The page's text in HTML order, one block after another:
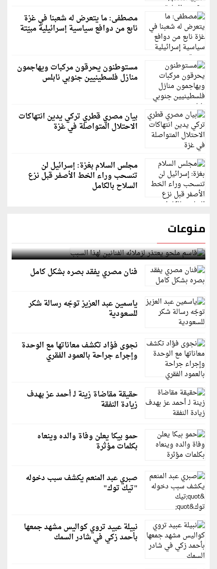
مصطفى: ما يتعرض له شعبنا في غزة
نابع من دوافع سياسية إسرائيلية مبيّتة
مستوطنون يحرقون مركبات ويهاجمون
منازل فلسطينيين جنوبي نابلس
بيان مصري قطري تركي يدين انتهاكات
الاحتلال المتواصلة في غزة
مجلس السلام بغزة: إسرائيل لن
تنسحب وراء الخط الأصفر قبل نزع
السلاح بالكامل
منوعات
قاسم ملحو يعتذر لزملائه الفنانين لهذا السبب
فنان مصري يفقد بصره بشكل كامل
ياسمين عبد العزيز توجّه رسالة شكر
للسعودية
نجوى فؤاد تكشف معاناتها مع الوحدة
وإجراء جراحة بالعمود الفقري
حقيقة مقاضاة زينة لـ أحمد عز بهدف
زيادة النفقة
حمو بيكا يعلن وفاة والده وينعاه
بكلمات مؤثرة
صبري عبد المنعم يكشف سبب دخوله
"تيك توك"
نبيلة عبيد تروي كواليس مشهد جمعها
بأحمد زكي في شادر السمك